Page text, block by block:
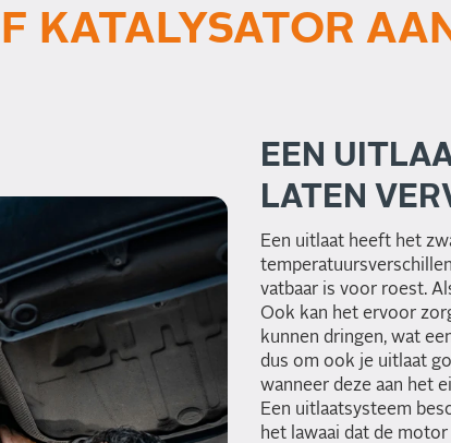
KATALYSATOR
EEN
LATEN
Een uitlaat heeft het
vatbaar is voor roest.
Ook kan het ervoor
kunnen dringen, wat
dus om ook je uitlaat
wanneer deze aan het
Een uitlaatsysteem
het lawaai dat de